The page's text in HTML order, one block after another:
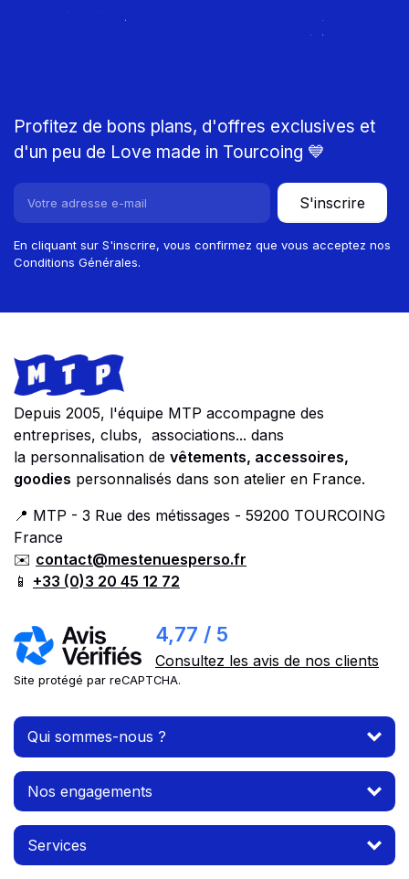
Rejoignez le Club
Profitez de bons plans, d'offres exclusives et
d'un peu de Love made in Tourcoing 💙
S'inscrire
En cliquant sur S'inscrire, vous confirmez que vous acceptez nos
Conditions Générales.
Footer
Store information
Depuis 2005, l'équipe MTP accompagne des
entreprises, clubs, associations... dans
la personnalisation de vêtements, accessoires,
goodies personnalisés dans son atelier en France.
📍 MTP - 3 Rue des métissages - 59200 TOURCOING
France
✉️ contact@mestenuesperso.fr
📱 +33 (0)3 20 45 12 72
4,77 / 5
Consultez les avis de nos clients
Site protégé par reCAPTCHA.
Qui sommes-nous ?
Nos engagements
Services